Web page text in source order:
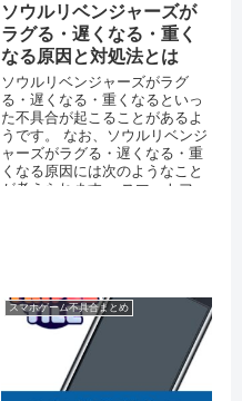
ソウルリベンジャーズが
ラグる・遅くなる・重く
なる原因と対処法とは
ソウルリベンジャーズがラグ
る・遅くなる・重くなるといっ
た不具合が起こることがあるよ
うです。 なお、ソウルリベンジ
ャーズがラグる・遅くなる・重
くなる原因には次のようなこと
が考えられます。 スマートフォ
スマホゲーム不具合まとめ